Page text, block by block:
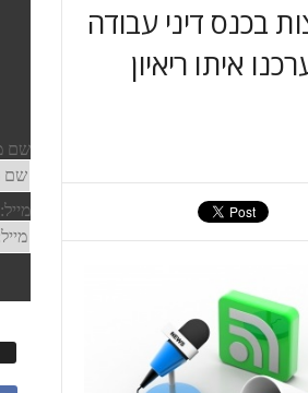
בכנס דיני עבודה
ערכנו איתו ריאיון